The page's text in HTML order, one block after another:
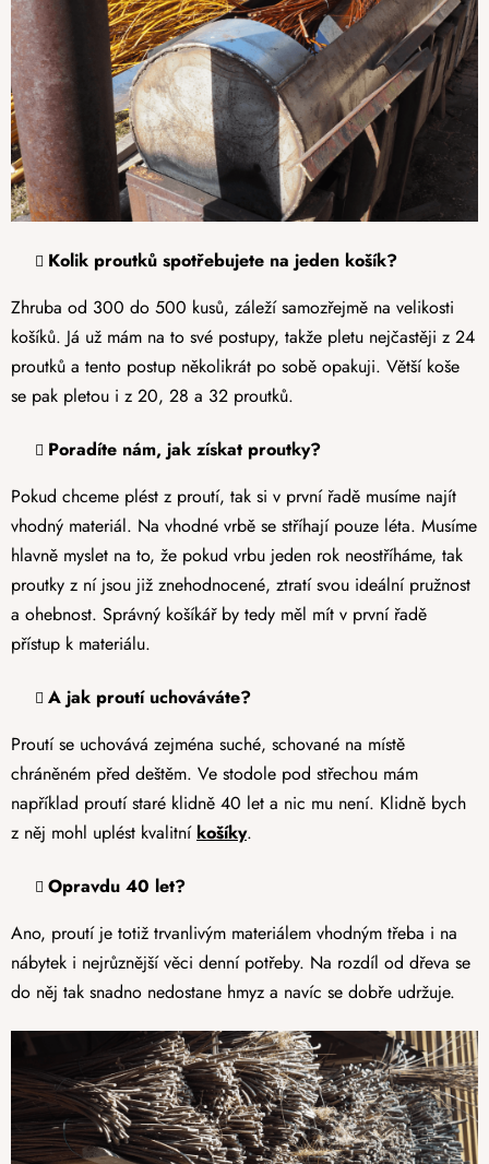
Kolik proutků spotřebujete na jeden košík?
Zhruba od 300 do 500 kusů, záleží samozřejmě na velikosti
košíků. Já už mám na to své postupy, takže pletu nejčastěji z 24
proutků a tento postup několikrát po sobě opakuji. Větší koše
se pak pletou i z 20, 28 a 32 proutků.
Poradíte nám, jak získat proutky?
Pokud chceme plést z proutí, tak si v první řadě musíme najít
vhodný materiál. Na vhodné vrbě se stříhají pouze léta. Musíme
hlavně myslet na to, že pokud vrbu jeden rok neostříháme, tak
proutky z ní jsou již znehodnocené, ztratí svou ideální pružnost
a ohebnost. Správný košíkář by tedy měl mít v první řadě
přístup k materiálu.
A jak proutí uchováváte?
Proutí se uchovává zejména suché, schované na místě
chráněném před deštěm. Ve stodole pod střechou mám
například proutí staré klidně 40 let a nic mu není. Klidně bych
z něj mohl uplést kvalitní košíky.
Opravdu 40 let?
Ano, proutí je totiž trvanlivým materiálem vhodným třeba i na
nábytek i nejrůznější věci denní potřeby. Na rozdíl od dřeva se
do něj tak snadno nedostane hmyz a navíc se dobře udržuje.